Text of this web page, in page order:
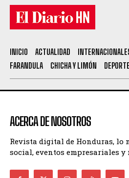
INICIO ACTUALIDAD
FARANDULA
CHICHA Y LIMÓN
ACERCA DE NOSOTROS
Revista digital de Honduras, lo
social, eventos empresariales y